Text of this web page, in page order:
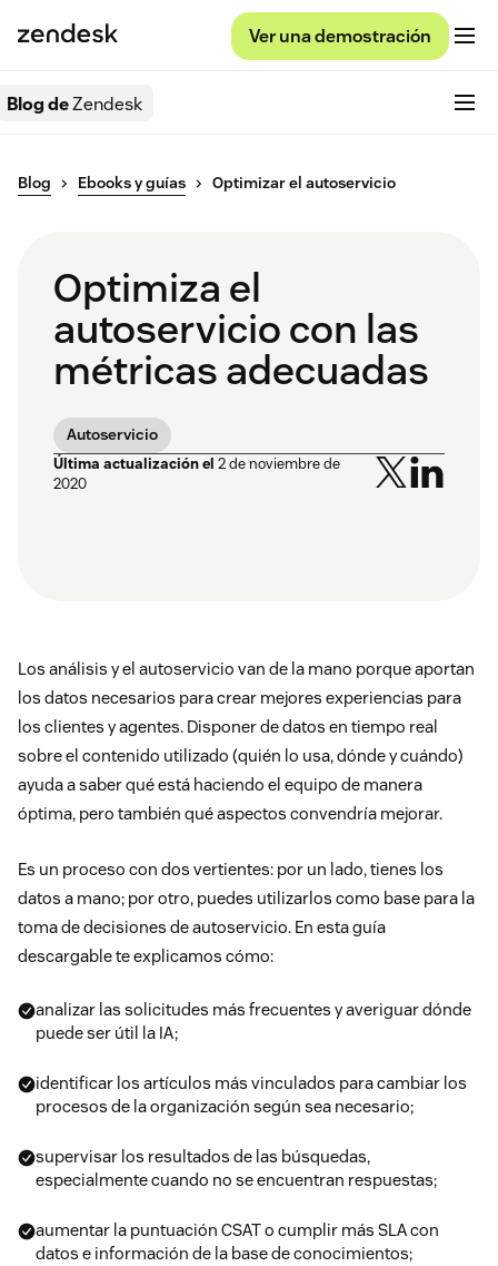
Ver una demostración
Blog deZendesk
Blog Ebooks y guías Optimizar el autoservicio
Optimiza el
autoservicio con las
métricas adecuadas
Autoservicio
Última actualización el 2 de noviembre de
2020
Los análisis y el autoservicio van de la mano porque aportan
los datos necesarios para crear mejores experiencias para
los clientes y agentes. Disponer de datos en tiempo real
sobre el contenido utilizado (quién lo usa, dónde y cuándo)
ayuda a saber qué está haciendo el equipo de manera
óptima, pero también qué aspectos convendría mejorar.
Es un proceso con dos vertientes: por un lado, tienes los
datos a mano; por otro, puedes utilizarlos como base para la
toma de decisiones de autoservicio. En esta guía
descargable te explicamos cómo:
analizar las solicitudes más frecuentes y averiguar dónde
puede ser útil la IA;
identificar los artículos más vinculados para cambiar los
procesos de la organización según sea necesario;
supervisar los resultados de las búsquedas,
especialmente cuando no se encuentran respuestas;
aumentar la puntuación CSAT o cumplir más SLA con
datos e información de la base de conocimientos;